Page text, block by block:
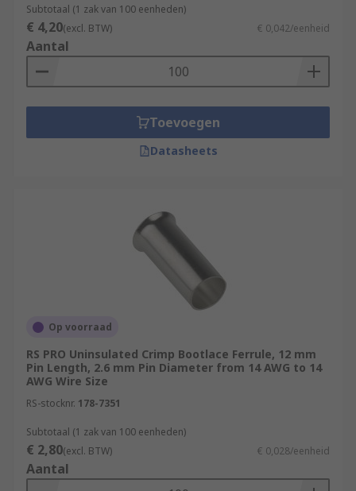
Subtotaal (1 zak van 100 eenheden)
€ 4,20(excl. BTW) € 0,042/eenheid
Aantal
Toevoegen
Datasheets
Op voorraad
RS PRO Uninsulated Crimp Bootlace Ferrule, 12 mm
Pin Length, 2.6 mm Pin Diameter from 14 AWG to 14
AWG Wire Size
RS-stocknr. 178-7351
Subtotaal (1 zak van 100 eenheden)
€ 2,80(excl. BTW) € 0,028/eenheid
Aantal